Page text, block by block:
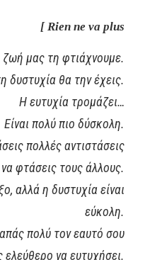
[ Rien ne va plus
ζωή μας τη φτιάχνουμε.
δυστυχία θα την έχεις.
Η ευτυχία τρομάζει…
Είναι πολύ πιο δύσκολη.
πολλές αντιστάσεις
να φτάσεις τους άλλους.
αλλά η δυστυχία είναι
εύκολη.
πολύ τον εαυτό σου
ελεύθερο να ευτυχήσει.